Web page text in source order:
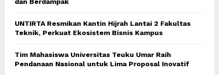
UNTIRTA Resmikan Kantin Hijrah Lantai 2 Fakultas
Teknik, Perkuat Ekosistem Bisnis Kampus
Tim Mahasiswa Universitas Teuku Umar Raih
Pendanaan Nasional untuk Lima Proposal Inovatif